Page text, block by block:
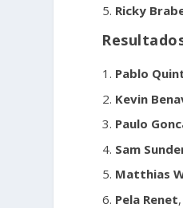
Ricky
Pablo
Kevin
Paulo
Sam
Matthias
Pela Renet